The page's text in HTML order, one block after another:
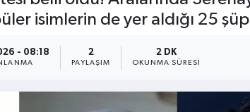
isimlerin de yer aldığı 25
- 08:18 2
PAYLAŞIM
2 DK
OKUNMA SÜRESI